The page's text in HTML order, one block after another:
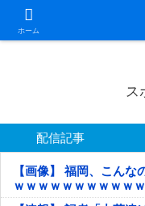
ホーム日本第一！ニュ
ス
配信記事
【画像】 福岡、こん
ｗｗｗｗｗｗｗｗｗｗ
ｗｗｗｗｗ